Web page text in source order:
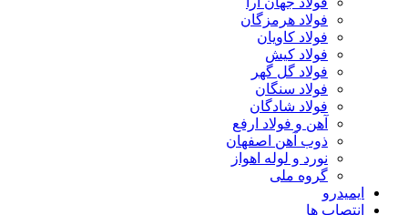
فولاد هرمزگان
فولاد کاویان
فولاد کیش
فولاد گل گهر
فولاد سنگان
فولاد شادگان
آهن و فولاد ارفع
ذوب آهن اصفهان
نورد و لوله اهواز
گروه ملی
ایمیدرو
انتصاب ها